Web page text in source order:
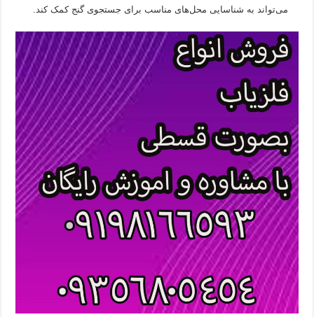
می‌تواند به شناسایی محل‌های مناسب برای جستجوی گنج کمک کند.